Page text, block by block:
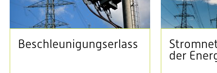
Beschleunigungserlass
der